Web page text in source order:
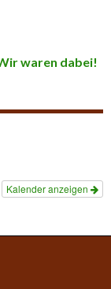
waren dabei!
Kalender anzeigen